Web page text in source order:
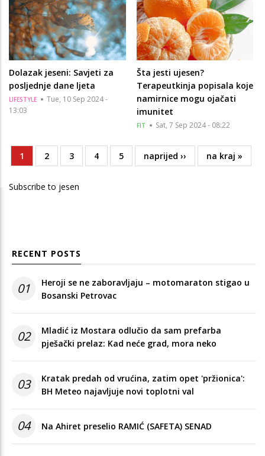
Dolazak jeseni: Savjeti za
posljednje dane ljeta
LIFESTYLE
Tue, 10 Sep 2024 -
13:03
Šta jesti ujesen?
Terapeutkinja popisala koje
namirnice mogu ojačati
imunitet
FIT Sat, 7 Sep 2024 - 08:22
Pagination
Current
page
1 Page
2 Page
3 Page
4 Page
5
Next
page
naprijed ››
Last
page
na kraj »
Subscribe to jesen
RECENT POSTS
01
Heroji se ne zaboravljaju – motomaraton stigao u
Bosanski Petrovac
02
Mladić iz Mostara odlučio da sam prefarba
pješački prelaz: Kad neće grad, mora neko
03
Kratak predah od vrućina, zatim opet 'pržionica':
BH Meteo najavljuje novi toplotni val
04 Na Ahiret preselio RAMIĆ (SAFETA) SENAD